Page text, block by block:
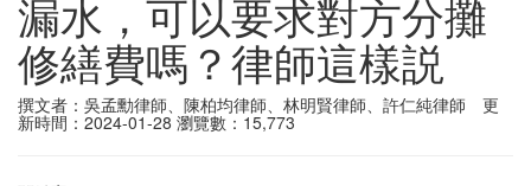
漏水，可以要求對方分攤
修繕費嗎？律師這樣説
撰文者：吳孟勳律師、陳柏均律師、林明賢律師、許仁純律師 更
新時間：2024-01-28 瀏覽數：15,773